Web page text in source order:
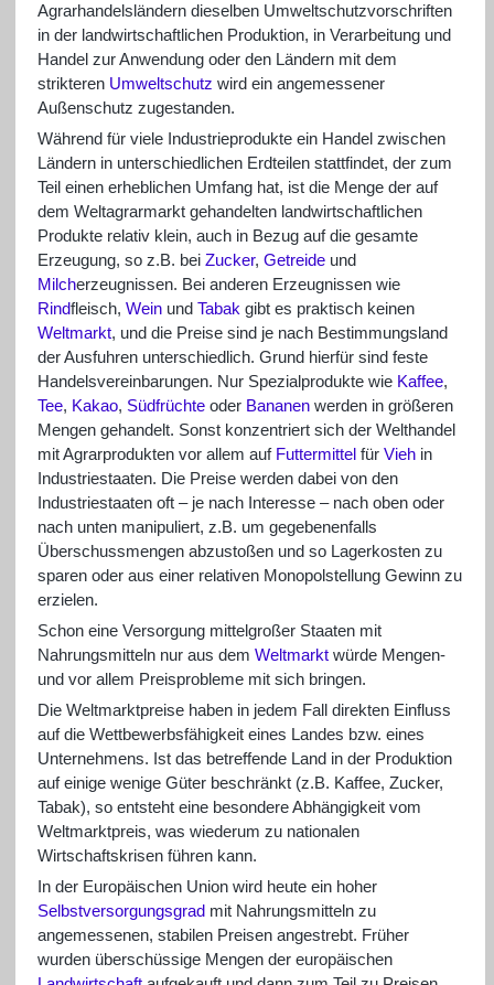
Agrarhandelsländern dieselben Umweltschutzvorschriften
in der landwirtschaftlichen Produktion, in Verarbeitung und
Handel zur Anwendung oder den Ländern mit dem
strikteren Umweltschutz wird ein angemessener
Außenschutz zugestanden.
Während für viele Industrieprodukte ein Handel zwischen
Ländern in unterschiedlichen Erdteilen stattfindet, der zum
Teil einen erheblichen Umfang hat, ist die Menge der auf
dem Weltagrarmarkt gehandelten landwirtschaftlichen
Produkte relativ klein, auch in Bezug auf die gesamte
Erzeugung, so z.B. bei Zucker, Getreide und
Milcherzeugnissen. Bei anderen Erzeugnissen wie
Rindfleisch, Wein und Tabak gibt es praktisch keinen
Weltmarkt, und die Preise sind je nach Bestimmungsland
der Ausfuhren unterschiedlich. Grund hierfür sind feste
Handelsvereinbarungen. Nur Spezialprodukte wie Kaffee,
Tee, Kakao, Südfrüchte oder Bananen werden in größeren
Mengen gehandelt. Sonst konzentriert sich der Welthandel
mit Agrarprodukten vor allem auf Futtermittel für Vieh in
Industriestaaten. Die Preise werden dabei von den
Industriestaaten oft – je nach Interesse – nach oben oder
nach unten manipuliert, z.B. um gegebenenfalls
Überschussmengen abzustoßen und so Lagerkosten zu
sparen oder aus einer relativen Monopolstellung Gewinn zu
erzielen.
Schon eine Versorgung mittelgroßer Staaten mit
Nahrungsmitteln nur aus dem Weltmarkt würde Mengen-
und vor allem Preisprobleme mit sich bringen.
Die Weltmarktpreise haben in jedem Fall direkten Einfluss
auf die Wettbewerbsfähigkeit eines Landes bzw. eines
Unternehmens. Ist das betreffende Land in der Produktion
auf einige wenige Güter beschränkt (z.B. Kaffee, Zucker,
Tabak), so entsteht eine besondere Abhängigkeit vom
Weltmarktpreis, was wiederum zu nationalen
Wirtschaftskrisen führen kann.
In der Europäischen Union wird heute ein hoher
Selbstversorgungsgrad mit Nahrungsmitteln zu
angemessenen, stabilen Preisen angestrebt. Früher
wurden überschüssige Mengen der europäischen